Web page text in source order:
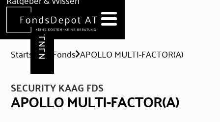
Hilfe & Formulare
DEPOT ERÖFFNEN
Startseite Fonds APOLLO MULTI-FACTOR(A)
SECURITY KAAG FDS
APOLLO MULTI-FACTOR(A)